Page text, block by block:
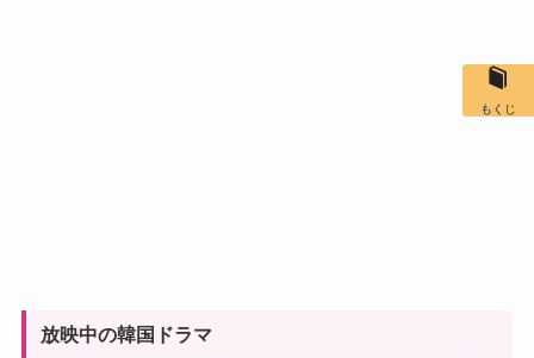
放映中の韓国ドラマ
もくじ